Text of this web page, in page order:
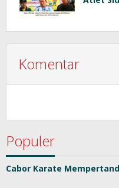
Komentar
Populer
Cabor Karate